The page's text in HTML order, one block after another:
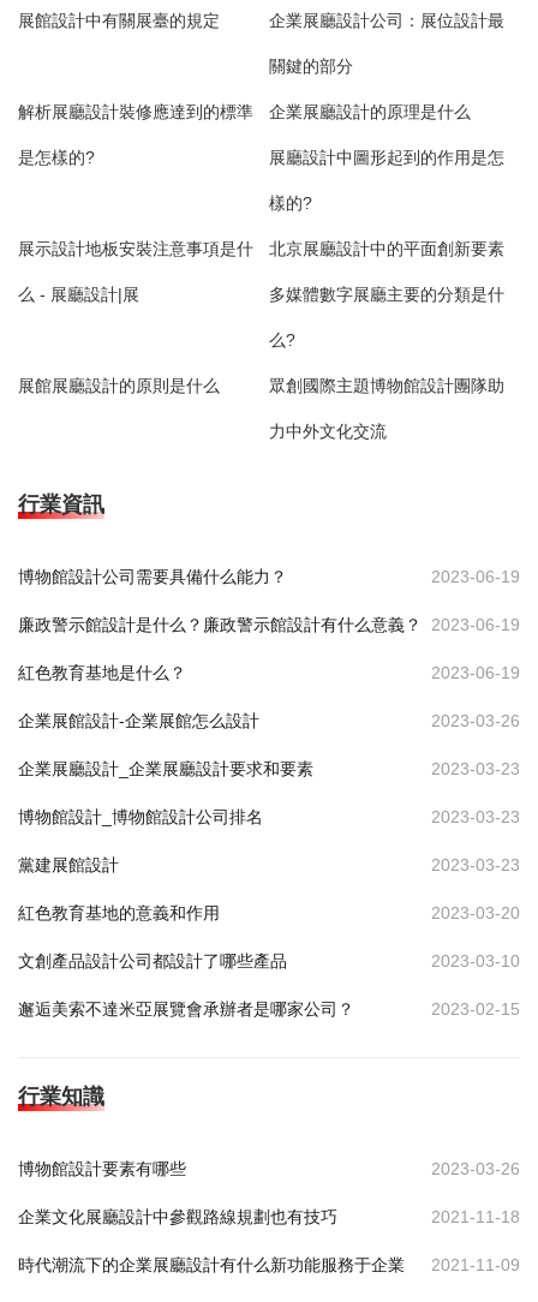
展館設計中有關展臺的規定 企業展廳設計公司：展位設計最
關鍵的部分
解析展廳設計裝修應達到的標準
是怎樣的?
企業展廳設計的原理是什么
展廳設計中圖形起到的作用是怎
樣的?
展示設計地板安裝注意事項是什
么 - 展廳設計|展
北京展廳設計中的平面創新要素
多媒體數字展廳主要的分類是什
么?
展館展廳設計的原則是什么 眾創國際主題博物館設計團隊助
力中外文化交流
行業資訊
博物館設計公司需要具備什么能力？ 2023-06-19
廉政警示館設計是什么？廉政警示館設計有什么意義？ 2023-06-19
紅色教育基地是什么？ 2023-06-19
企業展館設計-企業展館怎么設計 2023-03-26
企業展廳設計_企業展廳設計要求和要素 2023-03-23
博物館設計_博物館設計公司排名 2023-03-23
黨建展館設計 2023-03-23
紅色教育基地的意義和作用 2023-03-20
文創產品設計公司都設計了哪些產品 2023-03-10
邂逅美索不達米亞展覽會承辦者是哪家公司？ 2023-02-15
行業知識
博物館設計要素有哪些 2023-03-26
企業文化展廳設計中參觀路線規劃也有技巧 2021-11-18
時代潮流下的企業展廳設計有什么新功能服務于企業 2021-11-09